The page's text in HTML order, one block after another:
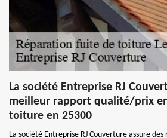
La société Entreprise RJ
meilleur rapport qualité/prix
toiture en 25300
La société Entreprise RJ Couverture assure